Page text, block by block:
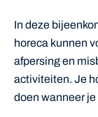
In deze
horeca kunnen
afpersing en
activiteiten. Je
doen wanneer